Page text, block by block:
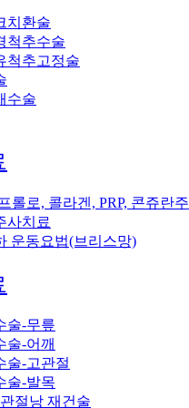
치환술
척추수술
척추고정술
수술
롤로, 콜라겐, PRP, 콘쥬란
사치료
운동요법(브리스망)
술-무릎
술-어깨
술-고관절
술-발목
절낭 재건술